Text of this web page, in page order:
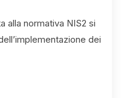
alla normativa NIS2 si
dei